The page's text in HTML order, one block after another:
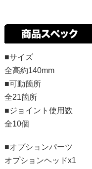
■サイズ
全高約140mm
■可動箇所
全21箇所
■ジョイント使用数
全10個
■オプションパーツ
オプションヘッドx1